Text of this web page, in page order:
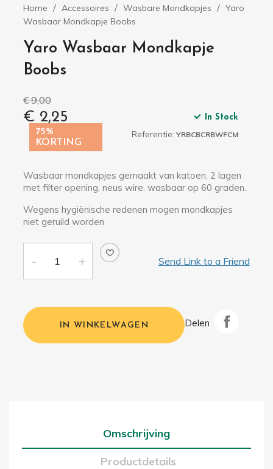
Home Accessoires Wasbare Mondkapjes
Yaro
Wasbaar Mondkapje Boobs
Yaro Wasbaar Mondkapje
Boobs
€ 9,00
€ 2,25
75%
KORTING
In Stock
Referentie: YRBCBCRBWFCM
Wasbaar mondkapjes gemaakt van katoen, 2 lagen
met filter opening, neus wire. wasbaar op 60 graden.
Wegens hygiënische redenen mogen mondkapjes
niet geruild worden
Send Link to a Friend
IN WINKELWAGEN Delen
Omschrijving
Productdetails